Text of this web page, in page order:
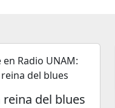
reina del blues